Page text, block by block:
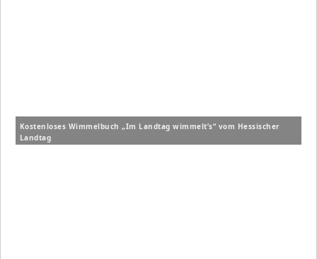
Kostenloses Wimmelbuch „Im Landtag wimmelt’s“ vom Hessischer
Landtag